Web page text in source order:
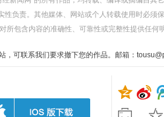
性负责。其他媒体、网站或个人转载使用时必须
所包含内容的准确性、可靠性或完整性提供任何
，可联系我们要求撤下您的作品。邮箱：